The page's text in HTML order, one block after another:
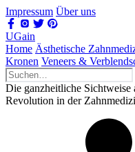
Impressum Über uns
UGain
Home Ästhetische
Kronen Veneers &
Die ganzheitliche Sichtweise
Revolution in der